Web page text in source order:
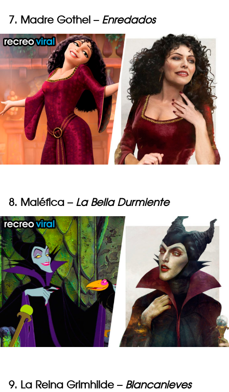
7. Madre Gothel – Enredados
8. Maléfica – La Bella Durmiente
9. La Reina Grimhilde – Blancanieves